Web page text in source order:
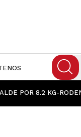
Búsqueda
de
productos
POR 8.2 KG-